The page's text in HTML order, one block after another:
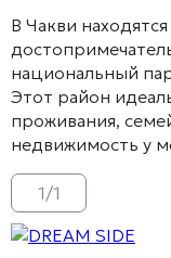
В Чакви
национальный
Этот район
проживания,
недвижимость у
1/1